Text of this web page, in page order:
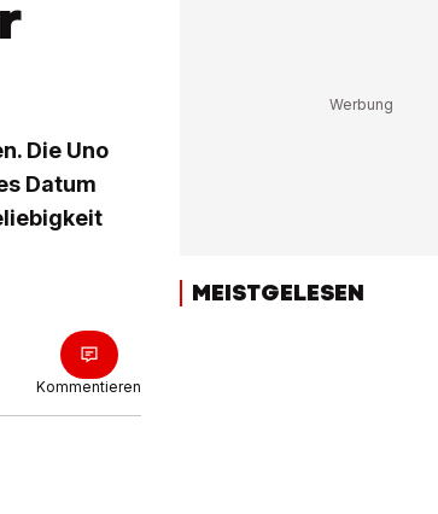
Die Uno
Datum
Kommentieren
MEISTGELESEN